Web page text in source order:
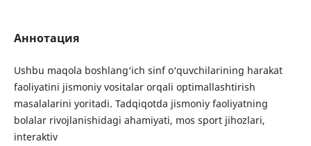
Аннотация
Ushbu maqola boshlang‘ich sinf o‘quvchilarining harakat
faoliyatini jismoniy vositalar orqali optimallashtirish
masalalarini yoritadi. Tadqiqotda jismoniy faoliyatning
bolalar rivojlanishidagi ahamiyati, mos sport jihozlari,
interaktiv